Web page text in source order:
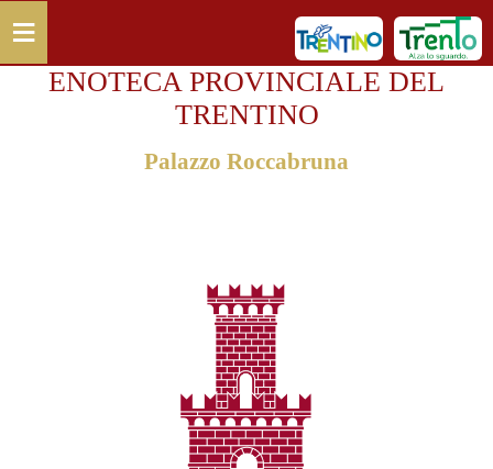
≡
ENOTECA PROVINCIALE DEL
TRENTINO
Palazzo Roccabruna